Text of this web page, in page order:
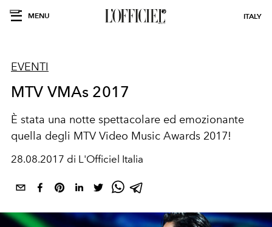
MENU ITALY
EVENTI
MTV VMAs 2017
È stata una notte spettacolare ed emozionante
quella degli MTV Video Music Awards 2017!
28.08.2017 di L'Officiel Italia